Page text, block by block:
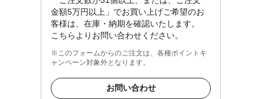
金額5万円以上」でお買い上げご希望のお
客様は、在庫・納期を確認いたします。
こちらよりお問い合わせください。
※このフォームからのご注文は、各種ポイントキ
ャンペーン対象外となります。
お問い合わせ